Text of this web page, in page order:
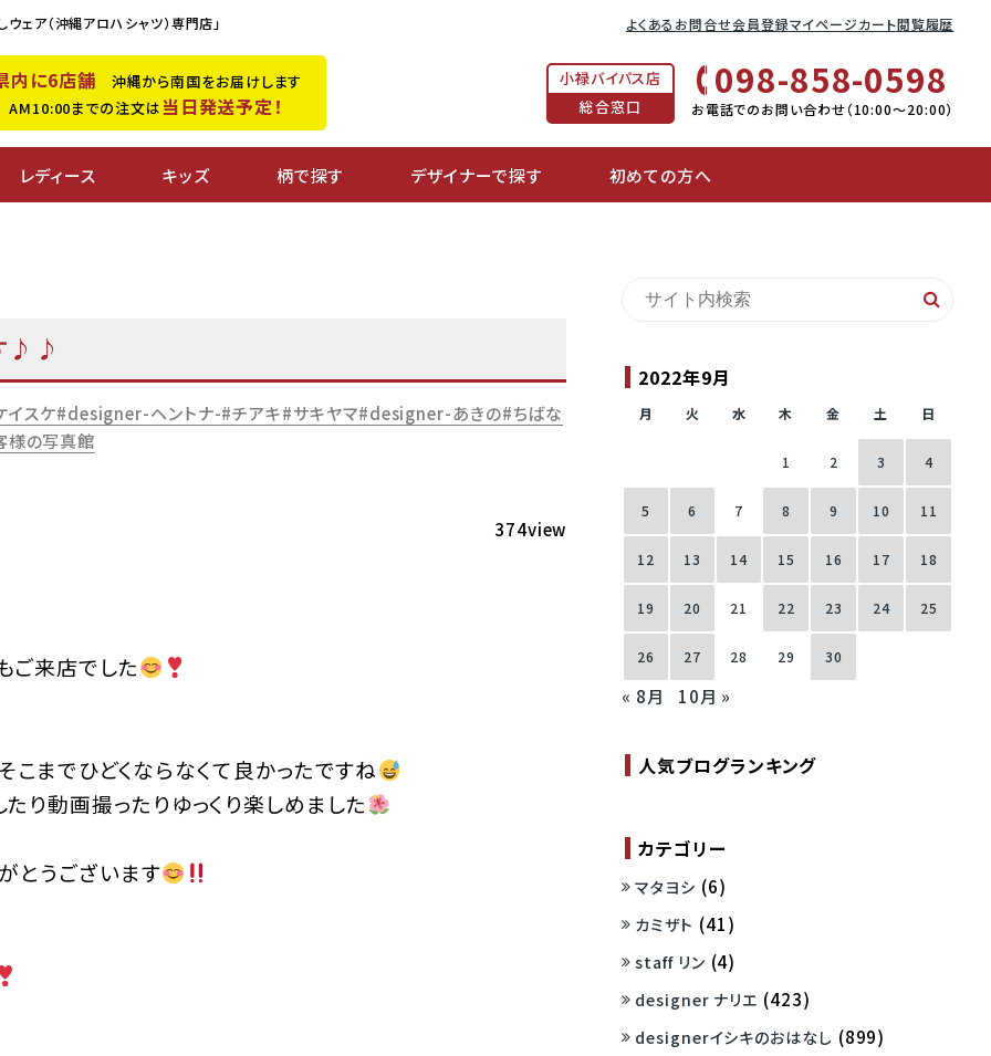
ェア（沖縄アロハシャツ）専門店」 よくあるお問合せ会員登録マイページカート閲覧履歴
内に6店舗 沖縄から南国をお届けします
までの注文は当日発送予定！
小禄バイパス店
総合窓口
098-858-0598
お電話でのお問い合わせ（10:00〜20:00）
レディース キッズ 柄で探す デザイナーで探す 初めての方へ
♪♪
イスケ designer-ヘントナ- チアキ サキヤマ designer-あきの ちばな
様の写真館
374view
ご来店でした
こまでひどくならなくて良かったですね
り動画撮ったりゆっくり楽しめました
とうございます
2022年9月
月 火 水 木 金 土 日
1 2 3 4
5 6 7 8 9 10 11
12 13 14 15 16 17 18
19 20 21 22 23 24 25
26 27 28 29 30
« 8月 10月 »
人気ブログランキング
カテゴリー
マタヨシ (6)
カミザト (41)
staff リン (4)
designer ナリエ (423)
designerイシキのおはなし (899)